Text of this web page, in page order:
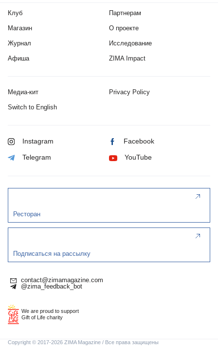
Клуб
Магазин
Журнал
Афиша
Партнерам
О проекте
Исследование
ZIMA Impact
Медиа-кит Privacy Policy
Switch to English
Instagram Facebook
Telegram YouTube
Ресторан
Подписаться на рассылку
contact@zimamagazine.com
@zima_feedback_bot
We are proud to support
Gift of Life charity
Copyright © 2017-2026 ZIMA Magazine / Все права защищены